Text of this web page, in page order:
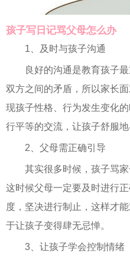
孩子写日记骂父母怎么办
1、及时与孩子沟通
良好的沟通是教育孩子
双方之间的矛盾，所以家长
现孩子性格、行为发生变化
行平等的交流，让孩子舒服地
2、父母需正确引导
其实很多时候，孩子骂
这时候父母一定要及时进行
度，坚决进行制止，这样才
于让孩子变得肆无忌惮。
3、让孩子学会控制情绪